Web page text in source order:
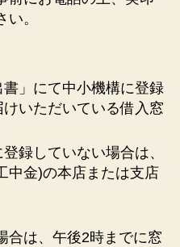
。
書」にて中小機構に登録
いただいている借入窓
録していない場合は、
中金)の本店または支店
は、午後2時までに窓